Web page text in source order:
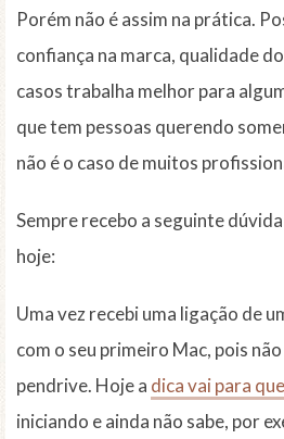
Porém não é assim na prática.
confiança na marca, qualidade
casos trabalha melhor para
que tem pessoas querendo
não é o caso de muitos
Sempre recebo a seguinte
hoje:
Uma vez recebi uma ligação de
com o seu primeiro Mac, pois
pendrive. Hoje a dica vai para
iniciando e ainda não sabe, por